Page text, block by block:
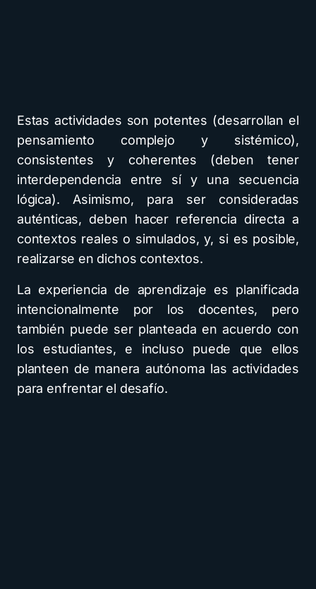
Estas actividades son potentes (desarrollan el
pensamiento complejo y sistémico),
consistentes y coherentes (deben tener
interdependencia entre sí y una secuencia
lógica). Asimismo, para ser consideradas
auténticas, deben hacer referencia directa a
contextos reales o simulados, y, si es posible,
realizarse en dichos contextos.
La experiencia de aprendizaje es planificada
intencionalmente por los docentes, pero
también puede ser planteada en acuerdo con
los estudiantes, e incluso puede que ellos
planteen de manera autónoma las actividades
para enfrentar el desafío.